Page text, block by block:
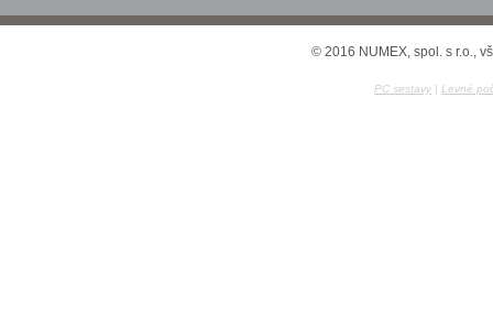
© 2016 NUMEX, spol. s r.o.,
PC sestavy | Levné